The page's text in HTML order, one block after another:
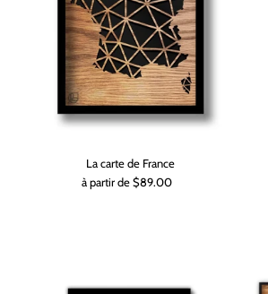
La carte de France
à partir de $89.00